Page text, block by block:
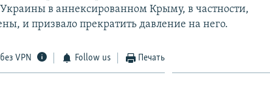
в аннексированном Крыму, в частности,
и призвало прекратить давление на него.
VPN Follow us Печать